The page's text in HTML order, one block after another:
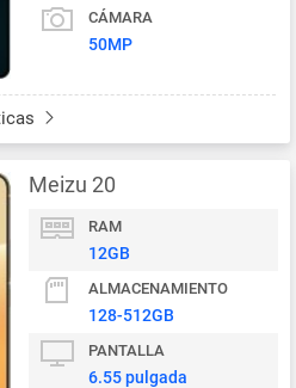
CÁMARA
50MP
Meizu 20
RAM
12GB
ALMACENAMIENTO
128-512GB
PANTALLA
6.55 pulgada